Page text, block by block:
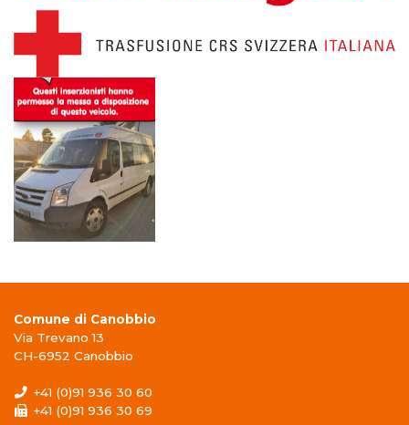
Comune di Canobbio
Via Trevano 13
CH-6952 Canobbio
+41 (0)91 936 30 60
+41 (0)91 936 30 69